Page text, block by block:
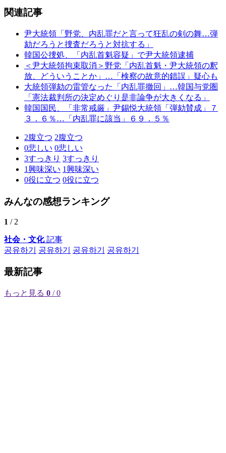
関連記事
尹大統領「野党、内乱罪だと言って狂乱の剣の舞…弾
劾だろうと捜査だろうと対抗する」
韓国公捜処、「内乱首魁容疑」で尹大統領逮捕
＜尹大統領拘束取消＞野党「内乱首魁・尹大統領の釈
放、どういうことか」…「検察の故意的錯誤」疑心も
大統領弾劾の雷管なった「内乱罪撤回」…韓国与党圏
「憲法裁判所の決定めぐり是非論争が大きくなる」
韓国国民、「非常戒厳」尹錫悦大統領「弾劾賛成」７
３．６％…「内乱罪に該当」６９．５％
2腹立つ 2腹立つ
0悲しい 0悲しい
3すっきり 3すっきり
1興味深い 1興味深い
0役に立つ 0役に立つ
みんなの感想ランキング
1 / 2
社会・文化記事
공유하기
공유하기 공유하기 공유하기
最新記事
もっと見る 0 / 0